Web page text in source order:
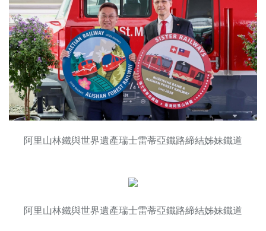
阿里山林鐵與世界遺產瑞士雷蒂亞鐵路締結姊妹鐵道
阿里山林鐵與世界遺產瑞士雷蒂亞鐵路締結姊妹鐵道